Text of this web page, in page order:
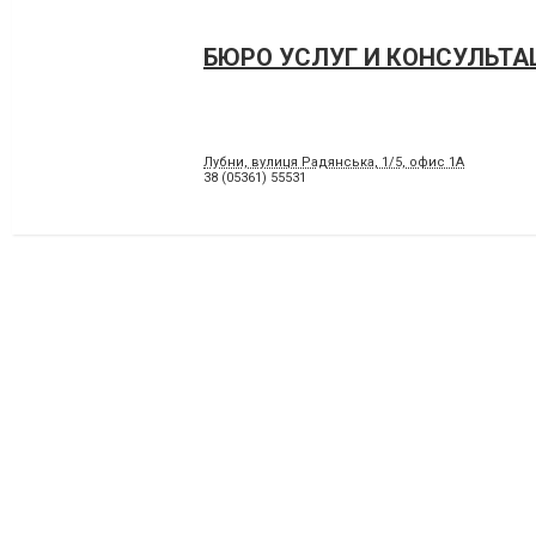
БЮРО УСЛУГ И
Лубни, вулиця Радянська, 1/5, офис 1А
38 (05361) 55531